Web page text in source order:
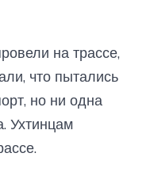
на трассе,
что пытались
но ни одна
Ухтинцам